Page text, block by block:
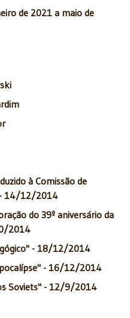
de 2021 a maio de
à Comissão de
- 14/12/2014
do 39º aniversário da
2014
- 18/12/2014
- 16/12/2014
Soviets" - 12/9/2014